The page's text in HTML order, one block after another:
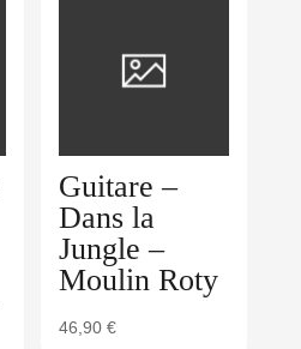
Guitare –
Dans la
Jungle –
Moulin Roty
46,90€